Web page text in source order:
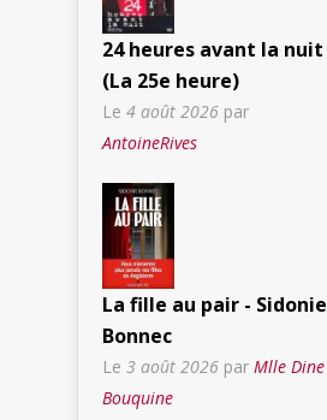
24 heures avant la nuit
(La 25e heure)
Le 4 août 2026 par
AntoineRives
La fille au pair - Sidonie
Bonnec
Le 3 août 2026 par Mlle Dine
Bouquine